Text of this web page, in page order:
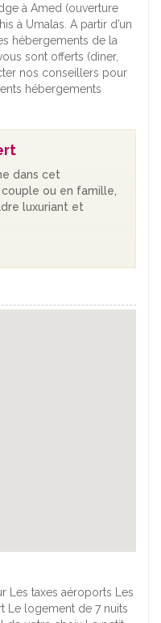
à Amed (ouverture
à Umalas. A partir d’un
hébergements de la
sont offerts (diner,
nos conseillers pour
hébergements
dans cet
couple ou en famille,
luxuriant et
Les taxes aéroports Les
Le logement de 7 nuits